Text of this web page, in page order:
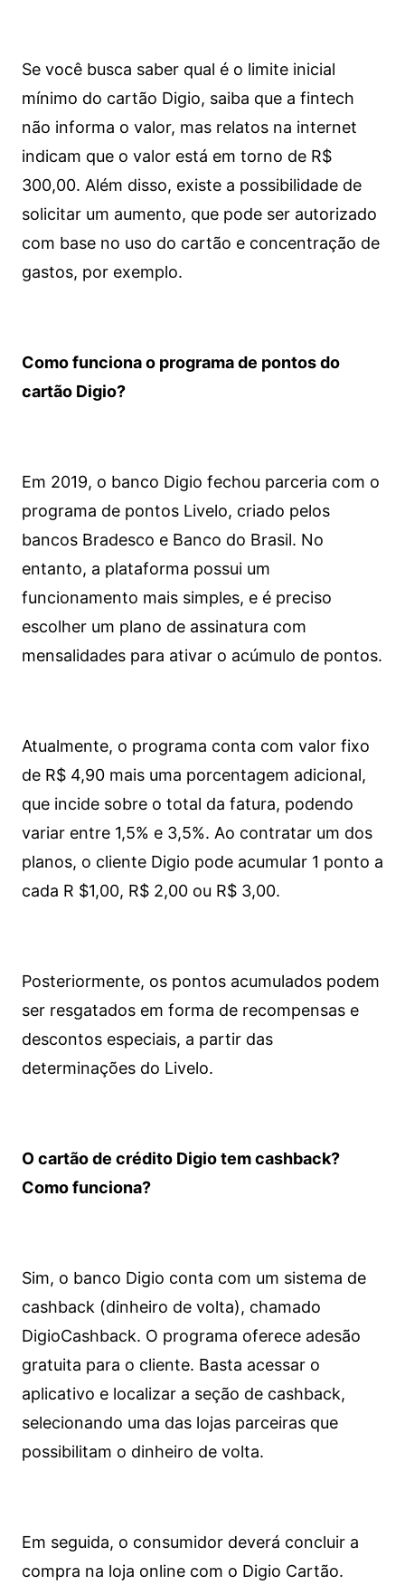
Se você busca saber qual é o limite inicial
mínimo do cartão Digio, saiba que a fintech
não informa o valor, mas relatos na internet
indicam que o valor está em torno de R$
300,00. Além disso, existe a possibilidade de
solicitar um aumento, que pode ser autorizado
com base no uso do cartão e concentração de
gastos, por exemplo.
Como funciona o programa de pontos do
cartão Digio?
Em 2019, o banco Digio fechou parceria com o
programa de pontos Livelo, criado pelos
bancos Bradesco e Banco do Brasil. No
entanto, a plataforma possui um
funcionamento mais simples, e é preciso
escolher um plano de assinatura com
mensalidades para ativar o acúmulo de pontos.
Atualmente, o programa conta com valor fixo
de R$ 4,90 mais uma porcentagem adicional,
que incide sobre o total da fatura, podendo
variar entre 1,5% e 3,5%. Ao contratar um dos
planos, o cliente Digio pode acumular 1 ponto a
cada R $1,00, R$ 2,00 ou R$ 3,00.
Posteriormente, os pontos acumulados podem
ser resgatados em forma de recompensas e
descontos especiais, a partir das
determinações do Livelo.
O cartão de crédito Digio tem cashback?
Como funciona?
Sim, o banco Digio conta com um sistema de
cashback (dinheiro de volta), chamado
DigioCashback. O programa oferece adesão
gratuita para o cliente. Basta acessar o
aplicativo e localizar a seção de cashback,
selecionando uma das lojas parceiras que
possibilitam o dinheiro de volta.
Em seguida, o consumidor deverá concluir a
compra na loja online com o Digio Cartão.